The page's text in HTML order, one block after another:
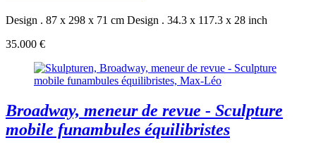
Design . 87 x 298 x 71 cm Design . 34.3 x 117.3 x 28 inch
35.000 €
Broadway, meneur de revue - Sculpture
mobile funambules équilibristes